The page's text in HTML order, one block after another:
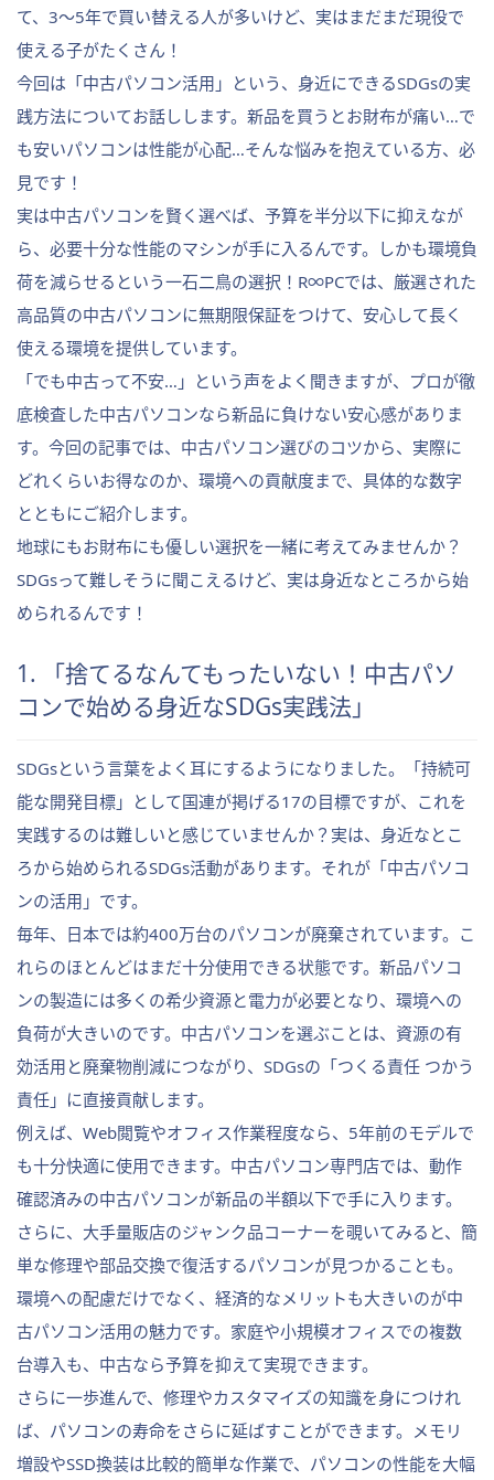
て、3〜5年で買い替える人が多いけど、実はまだまだ現役で
使える子がたくさん！
今回は「中古パソコン活用」という、身近にできるSDGsの実
践方法についてお話しします。新品を買うとお財布が痛い…で
も安いパソコンは性能が心配…そんな悩みを抱えている方、必
見です！
実は中古パソコンを賢く選べば、予算を半分以下に抑えなが
ら、必要十分な性能のマシンが手に入るんです。しかも環境負
荷を減らせるという一石二鳥の選択！R∞PCでは、厳選された
高品質の中古パソコンに無期限保証をつけて、安心して長く
使える環境を提供しています。
「でも中古って不安…」という声をよく聞きますが、プロが徹
底検査した中古パソコンなら新品に負けない安心感がありま
す。今回の記事では、中古パソコン選びのコツから、実際に
どれくらいお得なのか、環境への貢献度まで、具体的な数字
とともにご紹介します。
地球にもお財布にも優しい選択を一緒に考えてみませんか？
SDGsって難しそうに聞こえるけど、実は身近なところから始
められるんです！
1. 「捨てるなんてもったいない！中古パソ
コンで始める身近なSDGs実践法」
SDGsという言葉をよく耳にするようになりました。「持続可
能な開発目標」として国連が掲げる17の目標ですが、これを
実践するのは難しいと感じていませんか？実は、身近なとこ
ろから始められるSDGs活動があります。それが「中古パソコ
ンの活用」です。
毎年、日本では約400万台のパソコンが廃棄されています。こ
れらのほとんどはまだ十分使用できる状態です。新品パソコ
ンの製造には多くの希少資源と電力が必要となり、環境への
負荷が大きいのです。中古パソコンを選ぶことは、資源の有
効活用と廃棄物削減につながり、SDGsの「つくる責任 つかう
責任」に直接貢献します。
例えば、Web閲覧やオフィス作業程度なら、5年前のモデルで
も十分快適に使用できます。中古パソコン専門店では、動作
確認済みの中古パソコンが新品の半額以下で手に入ります。
さらに、大手量販店のジャンク品コーナーを覗いてみると、簡
単な修理や部品交換で復活するパソコンが見つかることも。
環境への配慮だけでなく、経済的なメリットも大きいのが中
古パソコン活用の魅力です。家庭や小規模オフィスでの複数
台導入も、中古なら予算を抑えて実現できます。
さらに一歩進んで、修理やカスタマイズの知識を身につけれ
ば、パソコンの寿命をさらに延ばすことができます。メモリ
増設やSSD換装は比較的簡単な作業で、パソコンの性能を大幅